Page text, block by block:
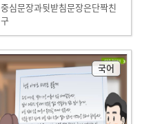
중심문장과뒷받침문장은단짝친
구
국어